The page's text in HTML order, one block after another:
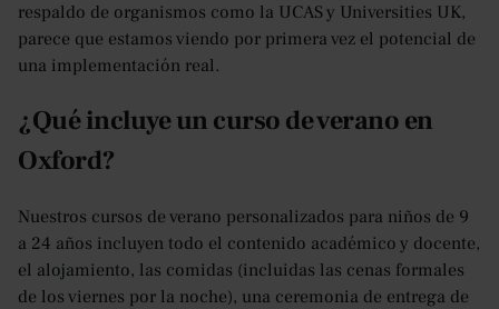
respaldo de organismos como la UCAS y Universities UK,
parece que estamos viendo por primera vez el potencial de
una implementación real.
¿Qué incluye un curso de verano en
Oxford?
Nuestros cursos de verano personalizados para niños de 9
a 24 años incluyen todo el contenido académico y docente,
el alojamiento, las comidas (incluidas las cenas formales
de los viernes por la noche), una ceremonia de entrega de